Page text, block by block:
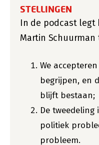
STELLINGEN
In de podcast legt
Martin
We
begrijpen, en
blijft bestaan;
De tweedeling
politiek
probleem.